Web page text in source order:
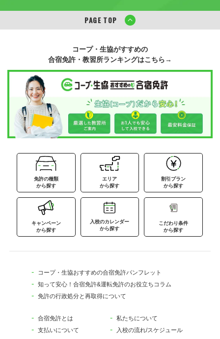
PAGE TOP
コープ・生協がすすめの
合宿免許・教習所ランキングはこちら→
免許の種類
から探す
エリア
から探す
割引プラン
から探す
キャンペーン
から探す
入校のカレンダー
から探す
こだわり条件
から探す
コープ・生協おすすめの合宿免許パンフレット
知って安心！合宿免許&運転免許のお役立ちコラム
免許の行政処分と再取得について
合宿免許とは
私たちについて
支払いについて
入校の流れ/スケジュール